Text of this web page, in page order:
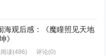
海观后感：《魔瞳照见天地
》
阅读(486) 评论(0)